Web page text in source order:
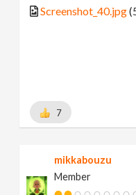
Screenshot_40.jpg
7
mikkabouzu
Member